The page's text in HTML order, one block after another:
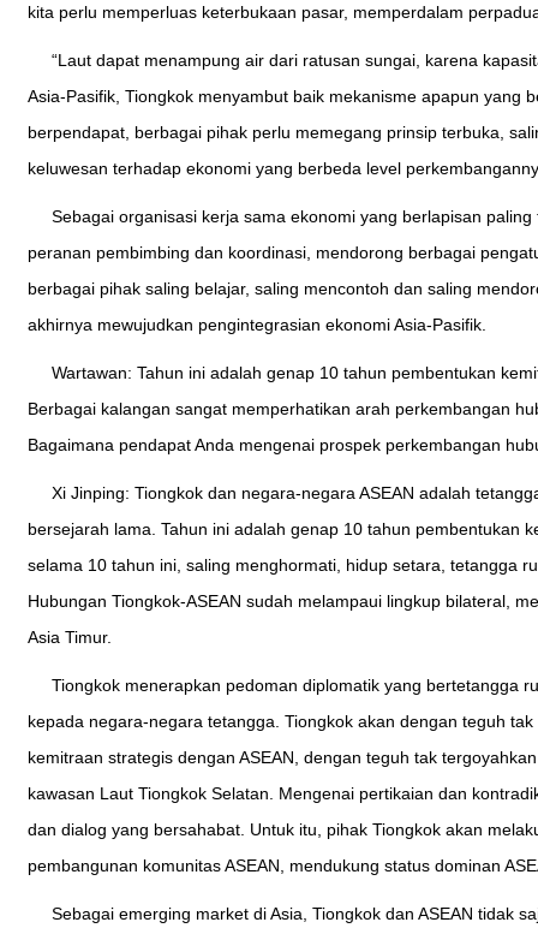
kita perlu memperluas keterbukaan pasar, memperdalam
“Laut dapat menampung air dari ratusan sungai, karena
Asia-Pasifik, Tiongkok menyambut baik mekanisme apapun yang
berpendapat, berbagai pihak perlu memegang prinsip terbuka,
keluwesan terhadap ekonomi yang berbeda level
Sebagai organisasi kerja sama ekonomi yang berlapisan
peranan pembimbing dan koordinasi, mendorong berbagai
berbagai pihak saling belajar, saling mencontoh dan saling
akhirnya mewujudkan pengintegrasian ekonomi Asia-Pasifik.
Wartawan: Tahun ini adalah genap 10 tahun pembentukan
Berbagai kalangan sangat memperhatikan arah perkembangan
Bagaimana pendapat Anda mengenai prospek perkembangan
Xi Jinping: Tiongkok dan negara-negara ASEAN adalah
bersejarah lama. Tahun ini adalah genap 10 tahun pembentukan
selama 10 tahun ini, saling menghormati, hidup setara, tetangga
Hubungan Tiongkok-ASEAN sudah melampaui lingkup bilateral,
Asia Timur.
Tiongkok menerapkan pedoman diplomatik yang bertetangga
kepada negara-negara tetangga. Tiongkok akan dengan teguh
kemitraan strategis dengan ASEAN, dengan teguh tak
kawasan Laut Tiongkok Selatan. Mengenai pertikaian dan
dan dialog yang bersahabat. Untuk itu, pihak Tiongkok akan
pembangunan komunitas ASEAN, mendukung status dominan
Sebagai emerging market di Asia, Tiongkok dan ASEAN tidak